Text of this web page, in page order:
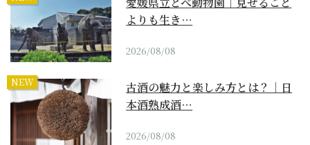
よりも生き…
2026/08/08
NEW
古酒の魅力と楽しみ方とは？｜日
本酒熟成酒…
2026/08/08